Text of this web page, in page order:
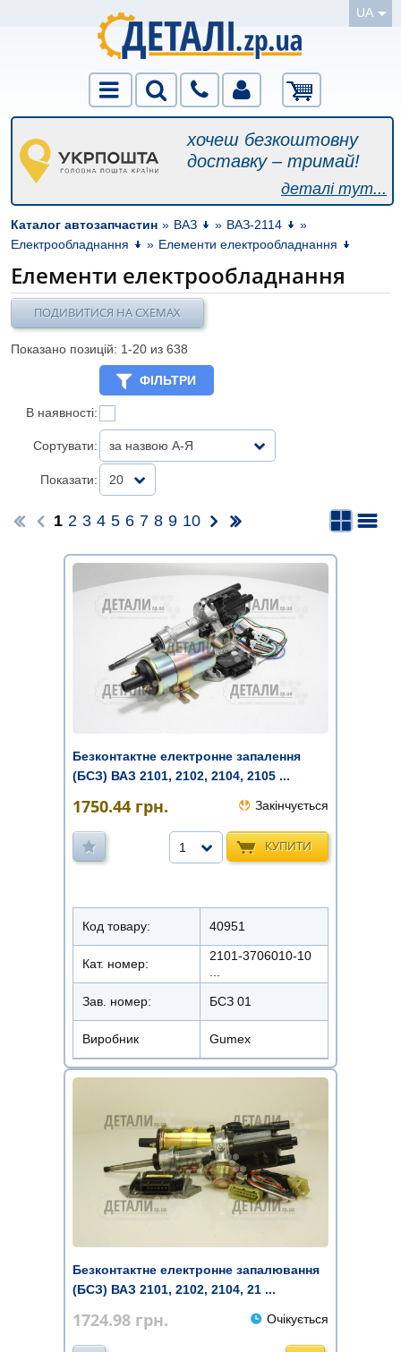
UA
хочеш безкоштовну
доставку – тримай!
деталі тут...
Каталог автозапчастин » ВАЗ » ВАЗ-2114
»
Електрообладнання
» Елементи електрообладнання
Елементи електрообладнання
ПОДИВИТИСЯ НА СХЕМАХ
Показано позицій: 1-20 из 638
ФІЛЬТРИ
В наявності:
Сортувати: за назвою А-Я
Показати: 20
1 2 3 4 5 6 7 8 9 10
Безконтактне електронне запалення
(БСЗ) ВАЗ 2101, 2102, 2104, 2105 ...
1750.44 грн. Закінчується
КУПИТИ
1
Код товару: 40951
Кат. номер:
2101-3706010-10
Зав. номер: БСЗ 01
Виробник Gumex
Безконтактне електронне запалювання
(БСЗ) ВАЗ 2101, 2102, 2104, 21 ...
1724.98 грн. Очікується